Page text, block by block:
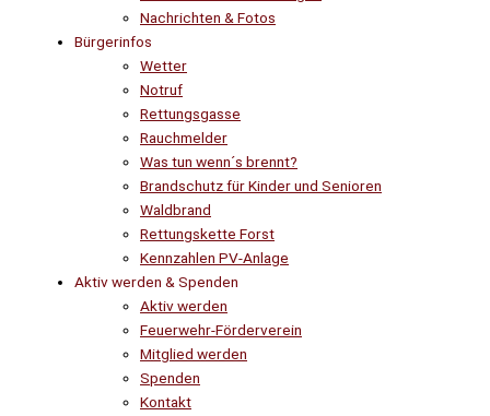
Nachrichten & Fotos
Bürgerinfos
Wetter
Notruf
Rettungsgasse
Rauchmelder
Was tun wenn´s brennt?
Brandschutz für Kinder und Senioren
Waldbrand
Rettungskette Forst
Kennzahlen PV-Anlage
Aktiv werden & Spenden
Aktiv werden
Feuerwehr-Förderverein
Mitglied werden
Spenden
Kontakt